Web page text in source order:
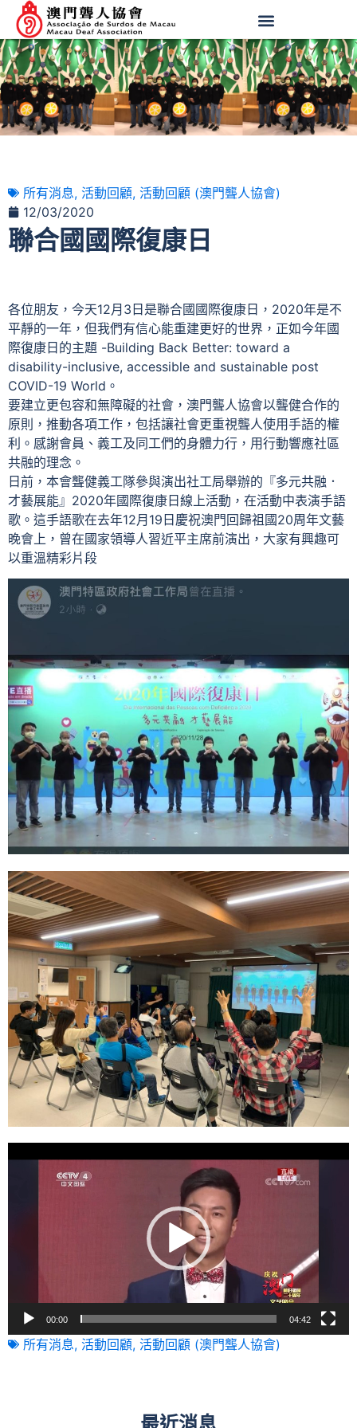
所有消息, 活動回顧, 活動回顧 (澳門聾人協會)
12/03/2020
聯合國國際復康日
各位朋友，今天12月3日是聯合國國際復康日，2020年是不
平靜的一年，但我們有信心能重建更好的世界，正如今年國
際復康日的主題 -Building Back Better: toward a
disability-inclusive, accessible and sustainable post
COVID-19 World。
要建立更包容和無障礙的社會，澳門聾人協會以聾健合作的
原則，推動各項工作，包括讓社會更重視聾人使用手語的權
利。感謝會員、義工及同工們的身體力行，用行動響應社區
共融的理念。
日前，本會聾健義工隊參與演出社工局舉辦的『多元共融．
才藝展能』2020年國際復康日線上活動，在活動中表演手語
歌。這手語歌在去年12月19日慶祝澳門回歸祖國20周年文藝
晚會上，曾在國家領導人習近平主席前演出，大家有興趣可
以重溫精彩片段
00:00 04:42
所有消息, 活動回顧, 活動回顧 (澳門聾人協會)